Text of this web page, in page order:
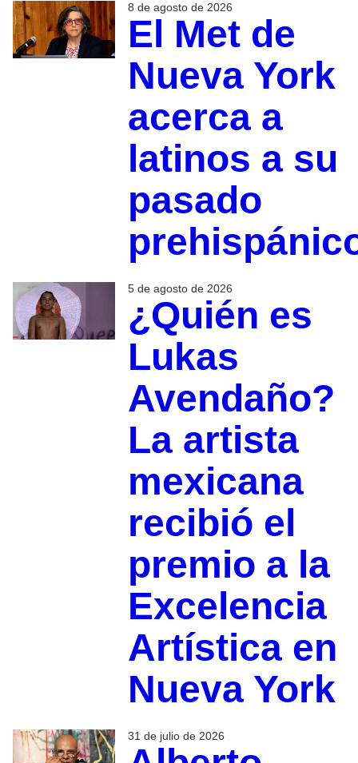
8 de agosto de 2026
El Met de
Nueva York
acerca a
latinos a su
pasado
5 de agosto de 2026
¿Quién es
Lukas
Avendaño?
La artista
mexicana
recibió el
premio a la
Excelencia
Artística en
Nueva York
31 de julio de 2026